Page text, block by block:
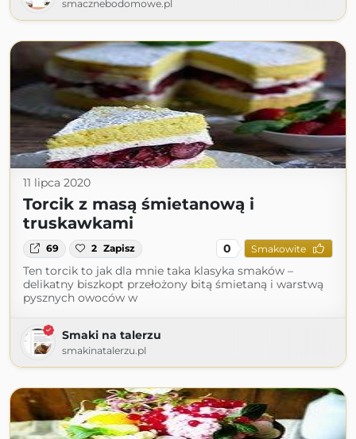
smacznebodomowe.pl
11 lipca 2020
Torcik z masą śmietanową i
truskawkami
69 2 Zapisz 0 Smakowite
Ten torcik to jak dla mnie taka klasyka smaków –
delikatny biszkopt przełożony bitą śmietaną i warstwą
pysznych owoców w
Smaki na talerzu
smakinatalerzu.pl